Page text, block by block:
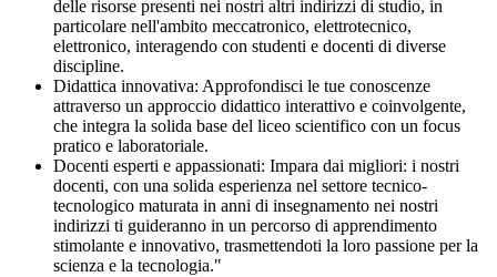
delle risorse presenti nei nostri altri indirizzi di studio, in
particolare nell'ambito meccatronico, elettrotecnico,
elettronico, interagendo con studenti e docenti di diverse
discipline.
Didattica innovativa: Approfondisci le tue conoscenze
attraverso un approccio didattico interattivo e coinvolgente,
che integra la solida base del liceo scientifico con un focus
pratico e laboratoriale.
Docenti esperti e appassionati: Impara dai migliori: i nostri
docenti, con una solida esperienza nel settore tecnico-
tecnologico maturata in anni di insegnamento nei nostri
indirizzi ti guideranno in un percorso di apprendimento
stimolante e innovativo, trasmettendoti la loro passione per la
scienza e la tecnologia."